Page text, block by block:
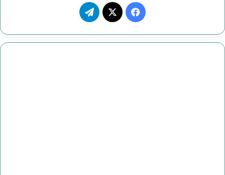
فيسبوك
‫X تيلقرام